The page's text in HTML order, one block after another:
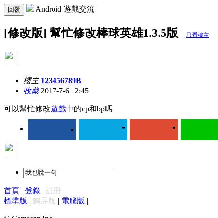
回覆 Android 遊戲交流
[修改版] 幫忙修改棒球英雄1.3.5版 只看樓主
樓主 123456789B
收藏2017-7-6 12:45
可以幫忙修改遊戲中的cp和bp嗎
首頁 | 登錄 | 註冊
標準版 | 觸屏版 | 電腦版 |